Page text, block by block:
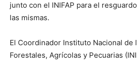
junto con el INIFAP para el
las mismas.
El Coordinador Instituto Nacional de
Forestales, Agrícolas y Pecuarias